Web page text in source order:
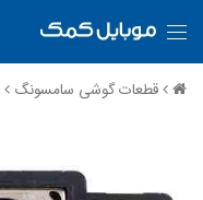
قطعات گوشی سامسونگ